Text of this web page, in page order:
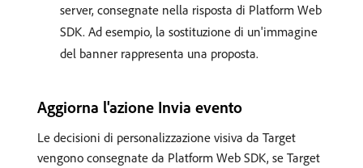
server, consegnate nella risposta di Platform Web
SDK. Ad esempio, la sostituzione di un'immagine
del banner rappresenta una proposta.
Aggiorna l'azione Invia evento
Le decisioni di personalizzazione visiva da Target
vengono consegnate da Platform Web SDK, se Target